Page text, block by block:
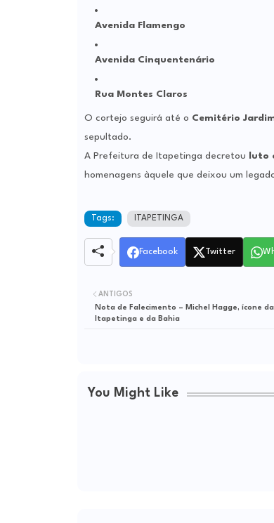
Avenida Flamengo
Avenida Cinquentenário
Rua Montes Claros
O cortejo seguirá até o Cemitério
sepultado.
A Prefeitura de Itapetinga decretou
luto
homenagens àquele que deixou um
Tags: ITAPETINGA
Facebook Twitter
ANTIGOS
Nota de Falecimento – Michel Hagge, ícone
Itapetinga e da Bahia
You Might Like